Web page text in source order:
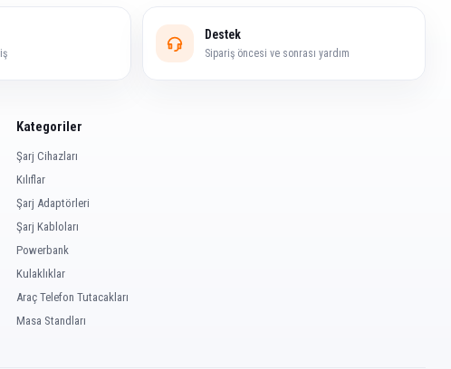
Destek
Sipariş öncesi ve sonrası yardım
Kategoriler
Şarj Cihazları
Kılıflar
Şarj Adaptörleri
Şarj Kabloları
Powerbank
Kulaklıklar
Araç Telefon Tutacakları
Masa Standları